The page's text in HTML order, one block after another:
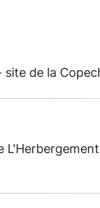
de la